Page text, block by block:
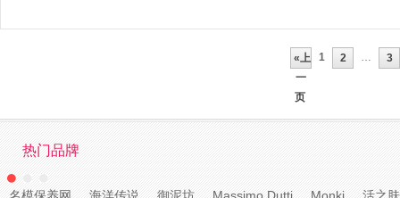
«上
一
页
1 2 … 3
热门品牌